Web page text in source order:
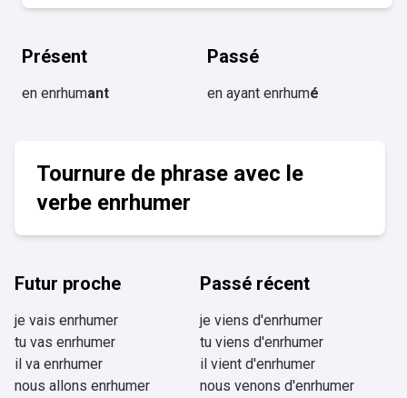
Présent
en enrhumant
Passé
en ayant enrhumé
Tournure de phrase avec le
verbe enrhumer
Futur proche
je vais enrhumer
tu vas enrhumer
il va enrhumer
nous allons enrhumer
Passé récent
je viens d'enrhumer
tu viens d'enrhumer
il vient d'enrhumer
nous venons d'enrhumer